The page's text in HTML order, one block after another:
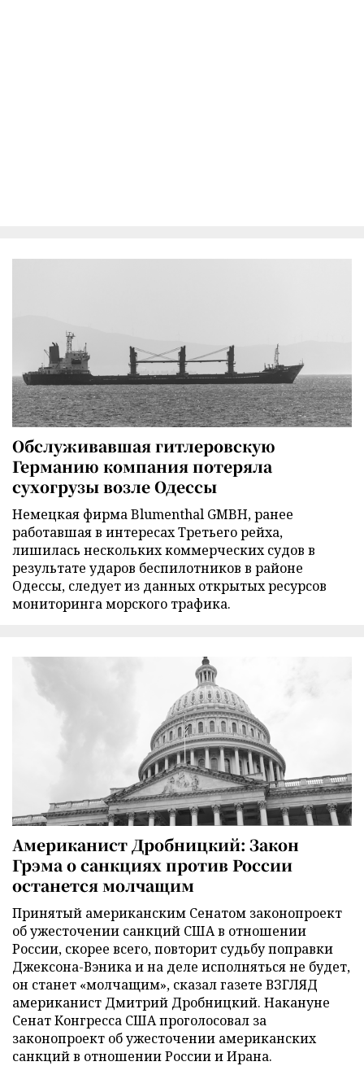
Обслуживавшая гитлеровскую
Германию компания потеряла
сухогрузы возле Одессы
Немецкая фирма Blumenthal GMBH, ранее
работавшая в интересах Третьего рейха,
лишилась нескольких коммерческих судов в
результате ударов беспилотников в районе
Одессы, следует из данных открытых ресурсов
мониторинга морского трафика.
Американист Дробницкий: Закон
Грэма о санкциях против России
останется молчащим
Принятый американским Сенатом законопроект
об ужесточении санкций США в отношении
России, скорее всего, повторит судьбу поправки
Джексона-Вэника и на деле исполняться не будет,
он станет «молчащим», сказал газете ВЗГЛЯД
американист Дмитрий Дробницкий. Накануне
Сенат Конгресса США проголосовал за
законопроект об ужесточении американских
санкций в отношении России и Ирана.